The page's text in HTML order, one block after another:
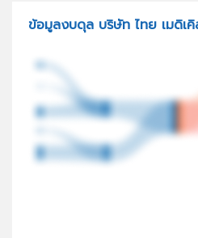
ข้อมูลงบดุล บริษัท ไทย เมดิเ